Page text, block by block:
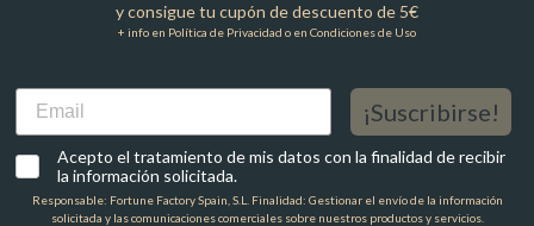
y consigue tu cupón de descuento de 5€
+ info en Política de Privacidad o en Condiciones de Uso
Email
¡Suscribirse!
Acepto el tratamiento de mis datos con la finalidad de recibir
la información solicitada.
Responsable: Fortune Factory Spain, S.L. Finalidad: Gestionar el envío de la información
solicitada y las comunicaciones comerciales sobre nuestros productos y servicios.